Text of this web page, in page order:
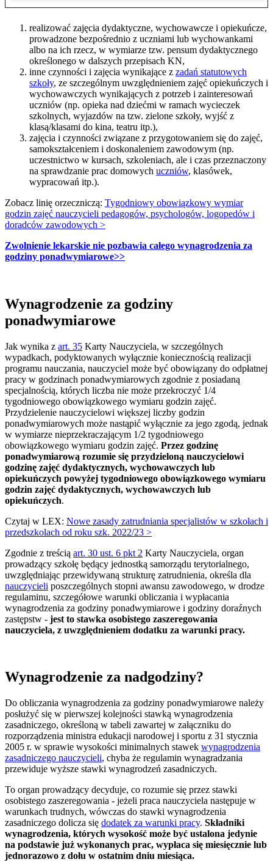
realizować zajęcia dydaktyczne, wychowawcze i opiekuńcze,
prowadzone bezpośrednio z uczniami lub wychowankami
albo na ich rzecz, w wymiarze tzw. pensum dydaktycznego
określonego w dalszych przepisach KN,
inne czynności i zajęcia wynikające z zadań statutowych
szkoły, ze szczególnym uwzględnieniem zajęć opiekuńczych i
wychowawczych wynikających z potrzeb i zainteresowań
uczniów (np. opieka nad dziećmi w ramach wycieczek
szkolnych, wyjazdów na tzw. zielone szkoły, wyjść z
klasą/klasami do kina, teatru itp.),
zajęcia i czynności związane z przygotowaniem się do zajęć,
samokształceniem i doskonaleniem zawodowym (np.
uczestnictwo w kursach, szkoleniach, ale i czas przeznaczony
na sprawdzanie prac domowych uczniów, klasówek,
wypracowań itp.).
Zobacz linię orzeczniczą: Tygodniowy obowiązkowy wymiar
godzin zajęć nauczycieli pedagogów, psychologów, logopedów i
doradców zawodowych >
Zwolnienie lekarskie nie pozbawia całego wynagrodzenia za
godziny ponadwymiarowe>>
Wynagrodzenie za godziny
ponadwymiarowe
Jak wynika z art. 35 Karty Nauczyciela, w szczególnych
wypadkach, podyktowanych wyłącznie koniecznością realizacji
programu nauczania, nauczyciel może być obowiązany do odpłatnej
pracy w godzinach ponadwymiarowych zgodnie z posiadaną
specjalnością, których liczba nie może przekroczyć 1/4
tygodniowego obowiązkowego wymiaru godzin zajęć.
Przydzielenie nauczycielowi większej liczby godzin
ponadwymiarowych może nastąpić wyłącznie za jego zgodą, jednak
w wymiarze nieprzekraczającym 1/2 tygodniowego
obowiązkowego wymiaru godzin zajęć. Przez godzinę
ponadwymiarową rozumie się przydzieloną nauczycielowi
godzinę zajęć dydaktycznych, wychowawczych lub
opiekuńczych powyżej tygodniowego obowiązkowego wymiaru
godzin zajęć dydaktycznych, wychowawczych lub
opiekuńczych.
Czytaj w LEX: Nowe zasady zatrudniania specjalistów w szkołach i
przedszkolach od roku szk. 2022/23 >
Zgodnie z treścią art. 30 ust. 6 pkt 2 Karty Nauczyciela, organ
prowadzący szkołę będący jednostką samorządu terytorialnego,
uwzględniając przewidywaną strukturę zatrudnienia, określa dla
nauczycieli poszczególnych stopni awansu zawodowego, w drodze
regulaminu, szczegółowe warunki obliczania i wypłacania
wynagrodzenia za godziny ponadwymiarowe i godziny doraźnych
zastępstw - jest to stawka osobistego zaszeregowania
nauczyciela, z uwzględnieniem dodatku za warunki pracy.
Wynagrodzenie za nadgodziny?
Do obliczania wynagrodzenia za godziny ponadwymiarowe należy
posłużyć się w pierwszej kolejności stawką wynagrodzenia
zasadniczego, określoną w tabeli zawartej w załączniku do
rozporządzenia ministra edukacji narodowej i sportu z 31 stycznia
2005 r. w sprawie wysokości minimalnych stawek wynagrodzenia
zasadniczego nauczycieli, chyba że regulamin wynagradzania
przewiduje wyższe stawki wynagrodzeń zasadniczych.
To organ prowadzący decyduje, co rozumie się przez stawki
osobistego zaszeregowania - jeżeli praca nauczyciela następuje w
warunkach trudnych, wówczas do stawki wynagrodzenia
zasadniczego dolicza się dodatek za warunki pracy. Składniki
wynagrodzenia, których wysokość może być ustalona jedynie
na podstawie już wykonanych prac, wypłaca się miesięcznie lub
jednorazowo z dołu w ostatnim dniu miesiąca.